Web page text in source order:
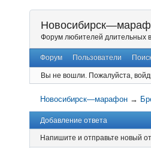
Форум любителей длительных
Форум Пользователи
Вы не вошли. Пожалуйста,
Новосибирск—марафон →
Добавление ответа
Напишите и отправьте новый